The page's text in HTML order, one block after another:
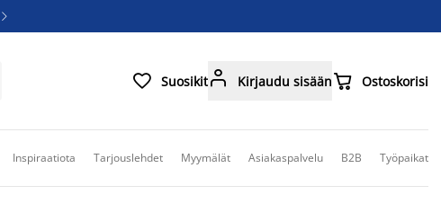

 Suosikit Kirjaudu sisään Ostoskorisi
Inspiraatiota Tarjouslehdet Myymälät Asiakaspalvelu B2B Työpaikat